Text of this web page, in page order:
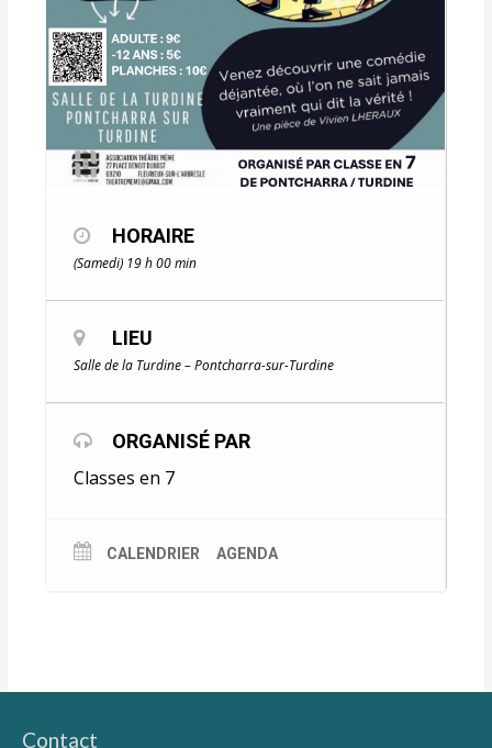
HORAIRE
(Samedi) 19 h 00 min
LIEU
Salle de la Turdine – Pontcharra-sur-Turdine
ORGANISÉ PAR
Classes en 7
CALENDRIER AGENDA
Contact